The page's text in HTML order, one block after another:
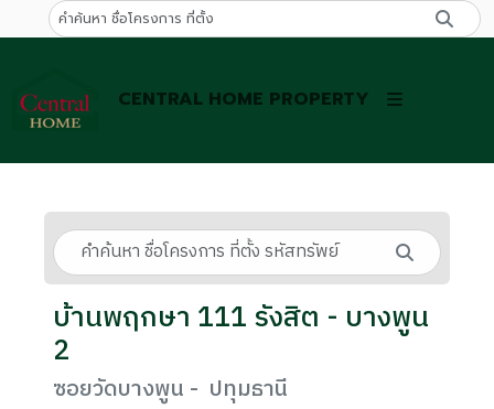
CENTRAL HOME PROPERTY
บ้านพฤกษา 111 รังสิต - บางพูน
2
ซอยวัดบางพูน - ปทุมธานี